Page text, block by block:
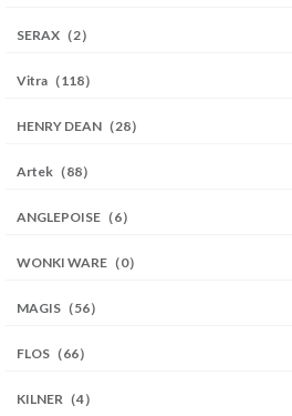
SERAX（2）
Vitra（118）
HENRY DEAN（28）
Artek（88）
ANGLEPOISE（6）
WONKI WARE（0）
MAGIS（56）
FLOS（66）
KILNER（4）